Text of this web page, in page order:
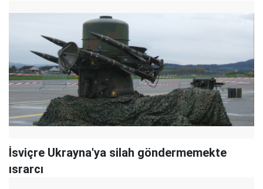
İsviçre Ukrayna'ya silah göndermemekte
ısrarcı